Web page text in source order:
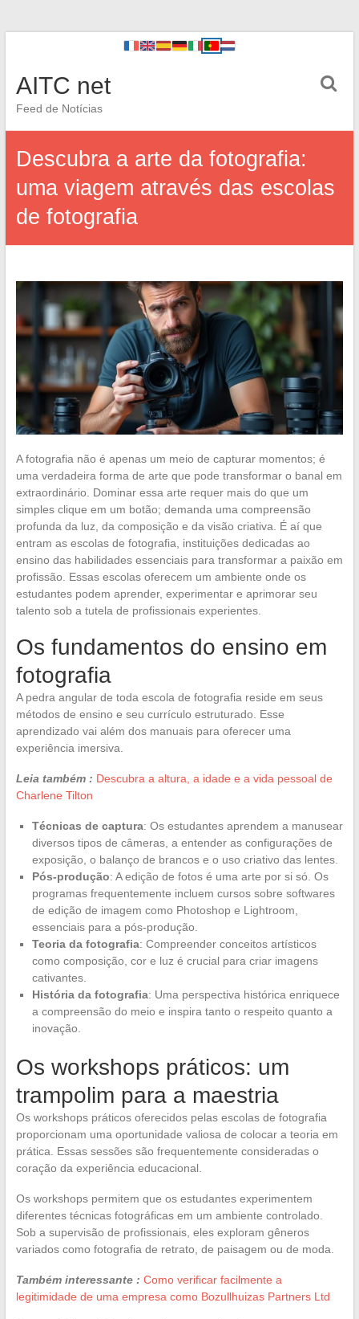
AITC net
Feed de Notícias
Descubra a arte da fotografia:
uma viagem através das escolas
de fotografia
A fotografia não é apenas um meio de capturar momentos; é
uma verdadeira forma de arte que pode transformar o banal em
extraordinário. Dominar essa arte requer mais do que um
simples clique em um botão; demanda uma compreensão
profunda da luz, da composição e da visão criativa. É aí que
entram as escolas de fotografia, instituições dedicadas ao
ensino das habilidades essenciais para transformar a paixão em
profissão. Essas escolas oferecem um ambiente onde os
estudantes podem aprender, experimentar e aprimorar seu
talento sob a tutela de profissionais experientes.
Os fundamentos do ensino em
fotografia
A pedra angular de toda escola de fotografia reside em seus
métodos de ensino e seu currículo estruturado. Esse
aprendizado vai além dos manuais para oferecer uma
experiência imersiva.
Leia também : Descubra a altura, a idade e a vida pessoal de
Charlene Tilton
Técnicas de captura: Os estudantes aprendem a manusear
diversos tipos de câmeras, a entender as configurações de
exposição, o balanço de brancos e o uso criativo das lentes.
Pós-produção: A edição de fotos é uma arte por si só. Os
programas frequentemente incluem cursos sobre softwares
de edição de imagem como Photoshop e Lightroom,
essenciais para a pós-produção.
Teoria da fotografia: Compreender conceitos artísticos
como composição, cor e luz é crucial para criar imagens
cativantes.
História da fotografia: Uma perspectiva histórica enriquece
a compreensão do meio e inspira tanto o respeito quanto a
inovação.
Os workshops práticos: um
trampolim para a maestria
Os workshops práticos oferecidos pelas escolas de fotografia
proporcionam uma oportunidade valiosa de colocar a teoria em
prática. Essas sessões são frequentemente consideradas o
coração da experiência educacional.
Os workshops permitem que os estudantes experimentem
diferentes técnicas fotográficas em um ambiente controlado.
Sob a supervisão de profissionais, eles exploram gêneros
variados como fotografia de retrato, de paisagem ou de moda.
Também interessante : Como verificar facilmente a
legitimidade de uma empresa como Bozullhuizas Partners Ltd